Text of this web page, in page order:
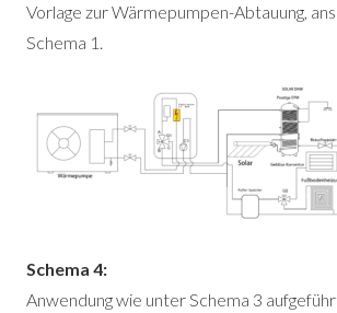
Vorlage zur Wärmepumpen-Abtauung,
Schema 1.
Schema 4:
Anwendung wie unter Schema 3